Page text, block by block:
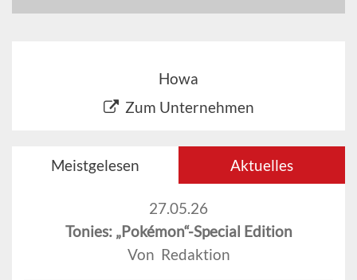
Howa
Zum Unternehmen
Meistgelesen Aktuelles
27.05.26
Tonies: „Pokémon“-Special Edition
Von Redaktion